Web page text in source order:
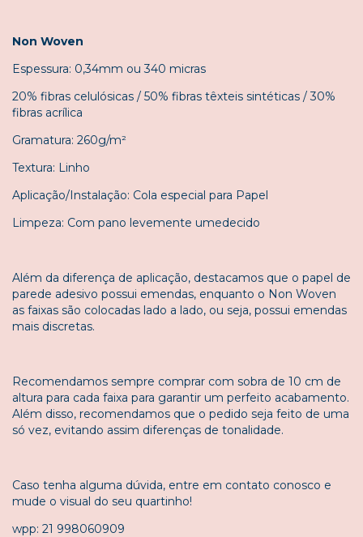
Non Woven
Espessura: 0,34mm ou 340 micras
20% fibras celulósicas / 50% fibras têxteis sintéticas / 30%
fibras acrílica
Gramatura: 260g/m²
Textura: Linho
Aplicação/Instalação: Cola especial para Papel
Limpeza: Com pano levemente umedecido
Além da diferença de aplicação, destacamos que o papel de
parede adesivo possui emendas, enquanto o Non Woven
as faixas são colocadas lado a lado, ou seja, possui emendas
mais discretas.
Recomendamos sempre comprar com sobra de 10 cm de
altura para cada faixa para garantir um perfeito acabamento.
Além disso, recomendamos que o pedido seja feito de uma
só vez, evitando assim diferenças de tonalidade.
Caso tenha alguma dúvida, entre em contato conosco e
mude o visual do seu quartinho!
wpp: 21 998060909